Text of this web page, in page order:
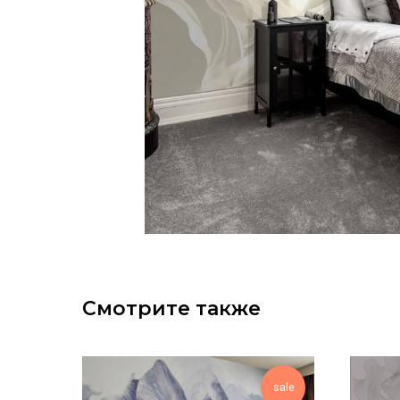
Смотрите также
sale